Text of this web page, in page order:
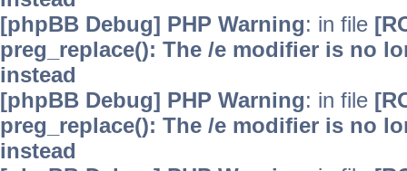
[phpBB Debug] PHP Warning: in file
preg_replace(): The /e modifier is no
instead
[phpBB Debug] PHP Warning: in file
preg_replace(): The /e modifier is no
instead